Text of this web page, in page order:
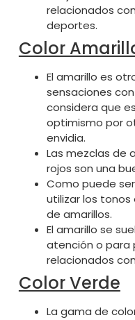
relacionados
deportes.
Color
El amarillo es
sensaciones
considera que
optimismo por
envidia.
Las mezclas de
rojos son una
Como puede
utilizar los
de amarillos.
El amarillo se
atención o para
relacionados
Color Verde
La gama de